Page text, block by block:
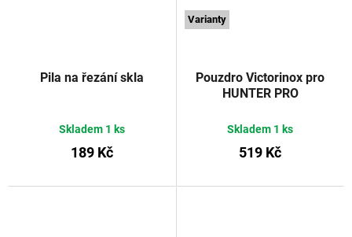
Pila na řezání skla
Skladem 1 ks
189 Kč
Varianty
Pouzdro Victorinox pro
HUNTER PRO
Skladem 1 ks
519 Kč